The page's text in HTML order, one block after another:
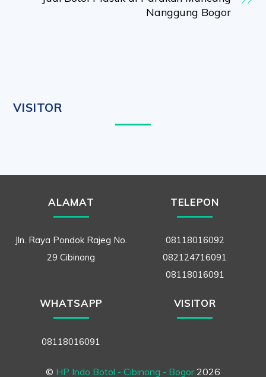
Nanggung Bogor
VISITOR
ALAMAT
Jln. Raya Pondok Rajeg No.
29 Cibinong
TELEPON
08118016092
082124716091
08118016091
WHATSAPP
08118016091
VISITOR
© HP Indo Botol - Cibinong - Bogor2026